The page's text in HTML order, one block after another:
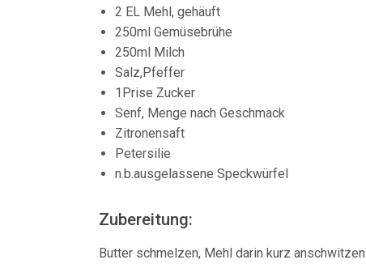
2 EL Mehl, gehäuft
250ml Gemüsebrühe
250ml Milch
Salz,Pfeffer
1Prise Zucker
Senf, Menge nach Geschmack
Zitronensaft
Petersilie
n.b.ausgelassene Speckwürfel
Zubereitung:
Butter schmelzen, Mehl darin kurz